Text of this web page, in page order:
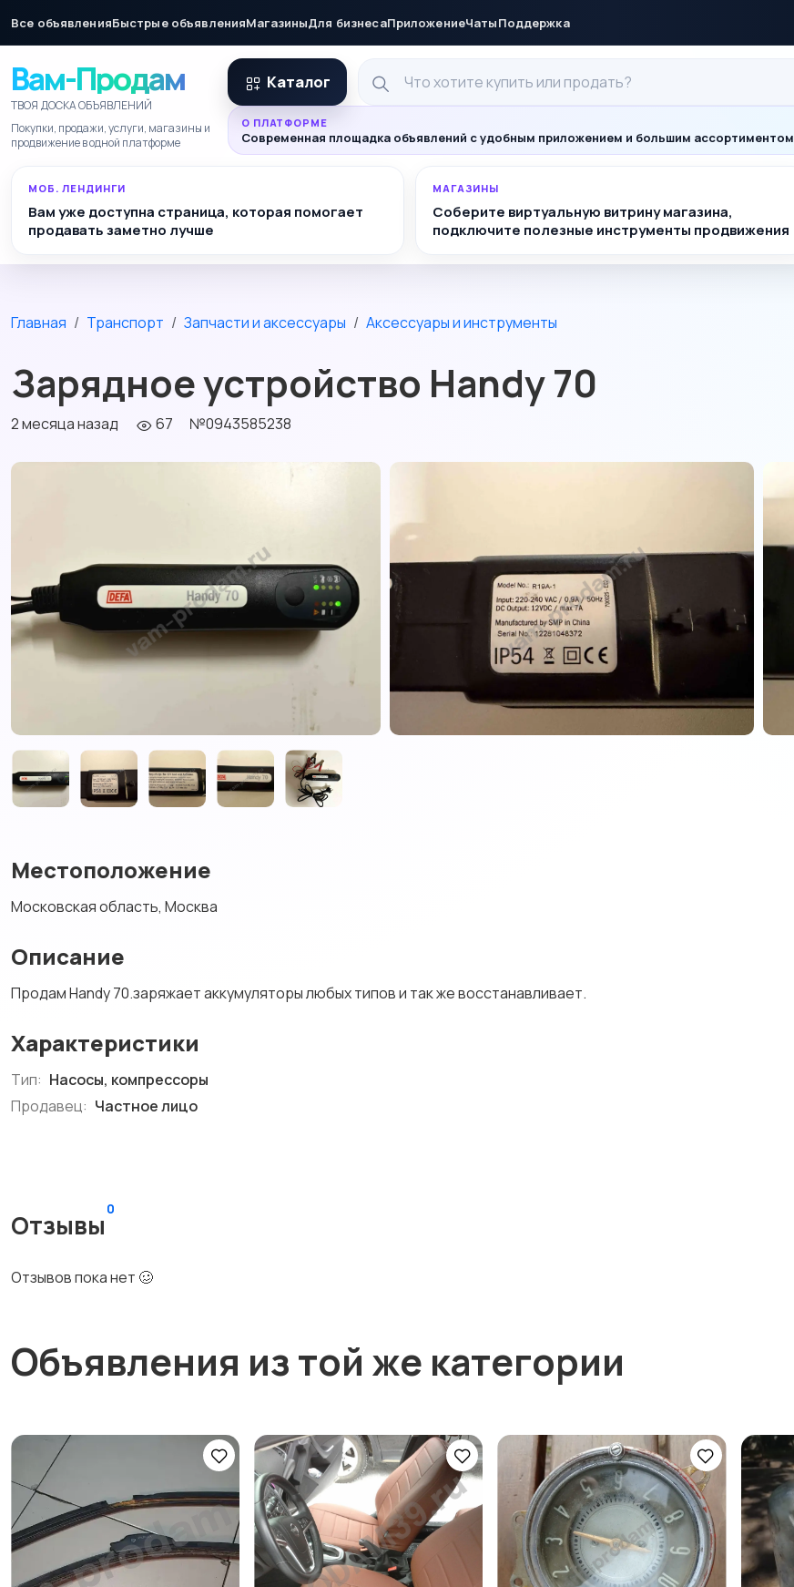
Все объявленияБыстрые объявленияМагазиныДля бизнесаПриложениеЧатыПоддержка
Вам-Продам
ТВОЯ ДОСКА ОБЪЯВЛЕНИЙ
Покупки, продажи, услуги, магазины и
продвижение в одной платформе
Каталог
О ПЛАТФОРМЕ
Современная площадка объявлений с удобным приложением и большим ассортиментом
МОБ. ЛЕНДИНГИ
Вам уже доступна страница, которая помогает
продавать заметно лучше
МАГАЗИНЫ
Соберите виртуальную витрину магазина,
подключите полезные инструменты продвижения
Главная Транспорт Запчасти и аксессуары Аксессуары и инструменты
Зарядное устройство Handy 70
2 месяца назад 67 №0943585238
Местоположение
Московская область, Москва
Описание
Продам Handy 70.заряжает аккумуляторы любых типов и так же восстанавливает.
Характеристики
Тип: Насосы, компрессоры
Продавец: Частное лицо
Отзывы
0
Отзывов пока нет 🥴
Объявления из той же категории